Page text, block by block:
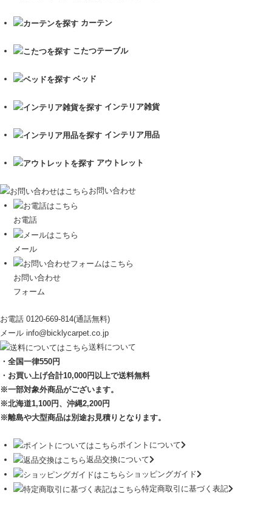
カーテン
こたつテーブル
ベッド
インテリア雑貨
インテリア用品
アウトレット
お問い合わせ
お電話
メール
お問い合わせ
フォーム
お電話 0120-669-814(通話無料)
メール info@bicklycarpet.co.jp
送料について
・全国一律550円
・お買い上げ合計10,000円 以上で送料無料
※一部対象外商品がございます。
※北海道1,100円、沖縄2,200円
※離島や大型商品は別途お見積りとなります。
ポイントについて
返品交換について
ショッピングガイド
特定商取引に基づく表記